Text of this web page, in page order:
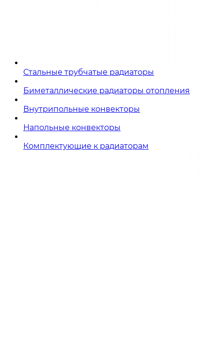
Стальные трубчатые радиаторы
Биметаллические радиаторы отопления
Внутрипольные конвекторы
Напольные конвекторы
Комплектующие к радиаторам